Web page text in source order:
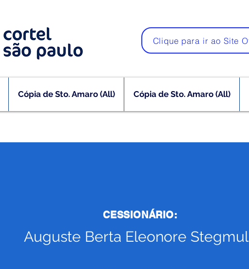
Clique para ir ao Site
Cópia de Sto. Amaro (All) Cópia de Sto. Amaro (All)
CESSIONÁRIO:
Auguste Berta Eleonore